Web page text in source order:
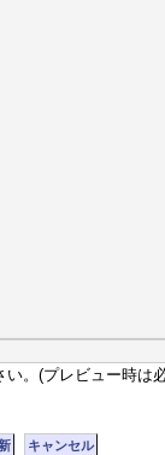
。(プレビュー時は